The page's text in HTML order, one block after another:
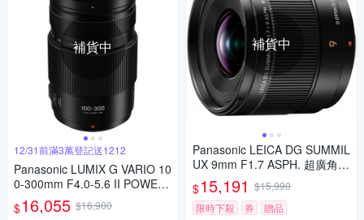
補貨中
12/31前滿3萬登記送1212
Panasonic LUMIX G VARIO 10
0-300mm F4.0-5.6 II POWER
O.I.S.二代變焦鏡頭 公司貨
$16,055 $16,900
補貨中
Panasonic LEICA DG SUMMIL
UX 9mm F1.7 ASPH. 超廣角
定焦鏡頭 公司貨 H-X09GC
$15,191 $15,990
限時下殺
券 贈品